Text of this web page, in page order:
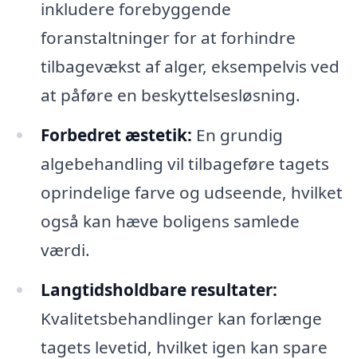
inkludere forebyggende
foranstaltninger for at forhindre
tilbagevækst af alger, eksempelvis ved
at påføre en beskyttelsesløsning.
Forbedret æstetik: En grundig
algebehandling vil tilbageføre tagets
oprindelige farve og udseende, hvilket
også kan hæve boligens samlede
værdi.
Langtidsholdbare resultater:
Kvalitetsbehandlinger kan forlænge
tagets levetid, hvilket igen kan spare